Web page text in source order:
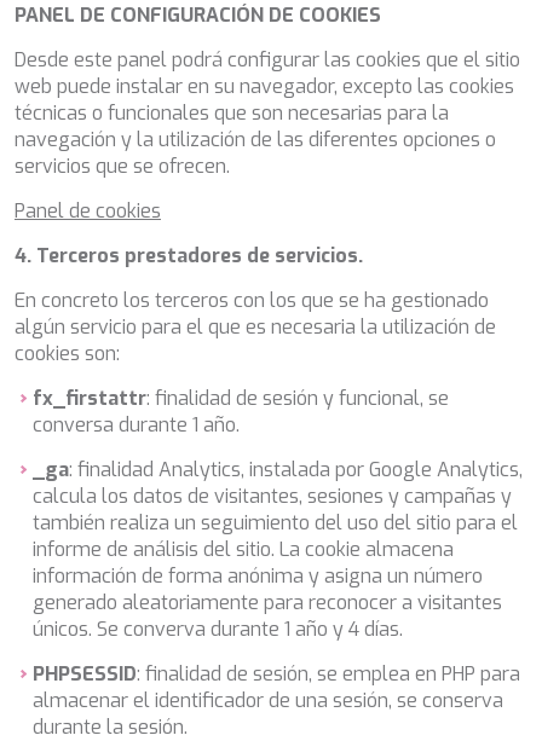
PANEL DE CONFIGURACIÓN DE COOKIES
Desde este panel podrá configurar las cookies que el sitio
web puede instalar en su navegador, excepto las cookies
técnicas o funcionales que son necesarias para la
navegación y la utilización de las diferentes opciones o
servicios que se ofrecen.
Panel de cookies
4. Terceros prestadores de servicios.
En concreto los terceros con los que se ha gestionado
algún servicio para el que es necesaria la utilización de
cookies son:
fx_firstattr: finalidad de sesión y funcional, se
conversa durante 1 año.
_ga: finalidad Analytics, instalada por Google Analytics,
calcula los datos de visitantes, sesiones y campañas y
también realiza un seguimiento del uso del sitio para el
informe de análisis del sitio. La cookie almacena
información de forma anónima y asigna un número
generado aleatoriamente para reconocer a visitantes
únicos. Se converva durante 1 año y 4 días.
PHPSESSID: finalidad de sesión, se emplea en PHP para
almacenar el identificador de una sesión, se conserva
durante la sesión.
RARE DIAMOND
RIVIERA
ROCKET ONE
ROMA
SAAHSA
SABBATICAL
SALT
SALTY
SAN LIMI
SASSA LA MARE
SASTA
SCORPIOS
SEA WATER II
SEA WOLF
SEEK
SELENE
SEMAYA
SERENISSIMA III
SEVEN
SEVEN S
SEVEN SINS
SEVENTH SENSE
SHAWLIFE
SHEERGOLD
SHERAKHAN